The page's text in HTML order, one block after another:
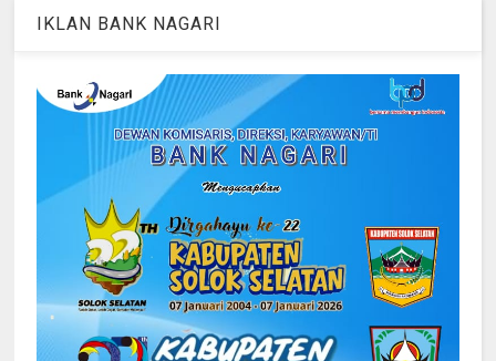
IKLAN BANK NAGARI